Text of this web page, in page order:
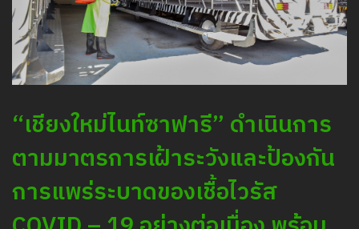
“เชียงใหม่ไนท์ซาฟารี” ดำเนินการ
ตามมาตรการเฝ้าระวังและป้องกัน
การแพร่ระบาดของเชื้อไวรัส